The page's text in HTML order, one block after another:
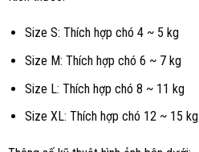
Size S: Thích hợp chó 4 ~ 5 kg
Size M: Thích hợp chó 6 ~ 7 kg
Size L: Thích hợp chó 8 ~ 11 kg
Size XL: Thích hợp chó 12 ~ 15 kg